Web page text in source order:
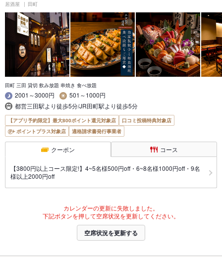
居酒屋 田町
田町 三田 貸切 飲み放題 串焼き 食べ放題
2001～3000円
501～1000円
都営三田駅より徒歩5分/JR田町駅より徒歩5分
【アプリ予約限定】最大800ポイント還元対象店
口コミ投稿特典対象店
ポイントプラス対象店
適格請求書発行事業者
クーポン コース
【3800円以上コース限定!】4~5名様500円off・6~8名様1000円off・9名
様以上2000円off
カレンダーの更新に失敗しました。
下記ボタンを押して空席状況を更新してください。
空席状況を更新する